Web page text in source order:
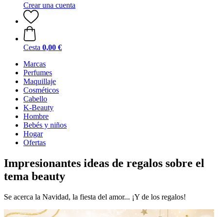
Crear una cuenta
Cesta 0,00 €
Marcas
Perfumes
Maquillaje
Cosméticos
Cabello
K-Beauty
Hombre
Bebés y niños
Hogar
Ofertas
Impresionantes ideas de regalos sobre el
tema beauty
Se acerca la Navidad, la fiesta del amor... ¡Y de los regalos!